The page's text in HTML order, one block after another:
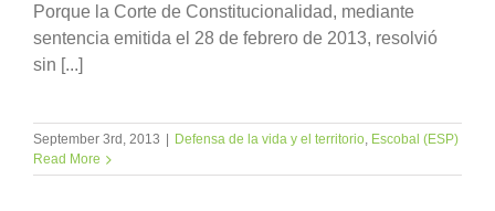
Porque la Corte de Constitucionalidad, mediante
sentencia emitida el 28 de febrero de 2013, resolvió
sin [...]
September 3rd, 2013 Defensa de la vida y el territorio, Escobal (ESP)
Read More